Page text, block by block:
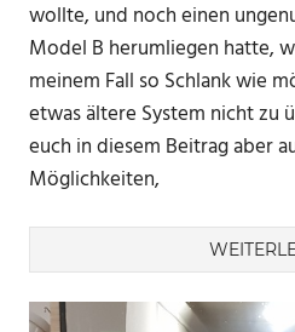
wollte, und noch einen
Model B herumliegen hatte,
meinem Fall so Schlank wie
etwas ältere System nicht zu
euch in diesem Beitrag aber
Möglichkeiten,